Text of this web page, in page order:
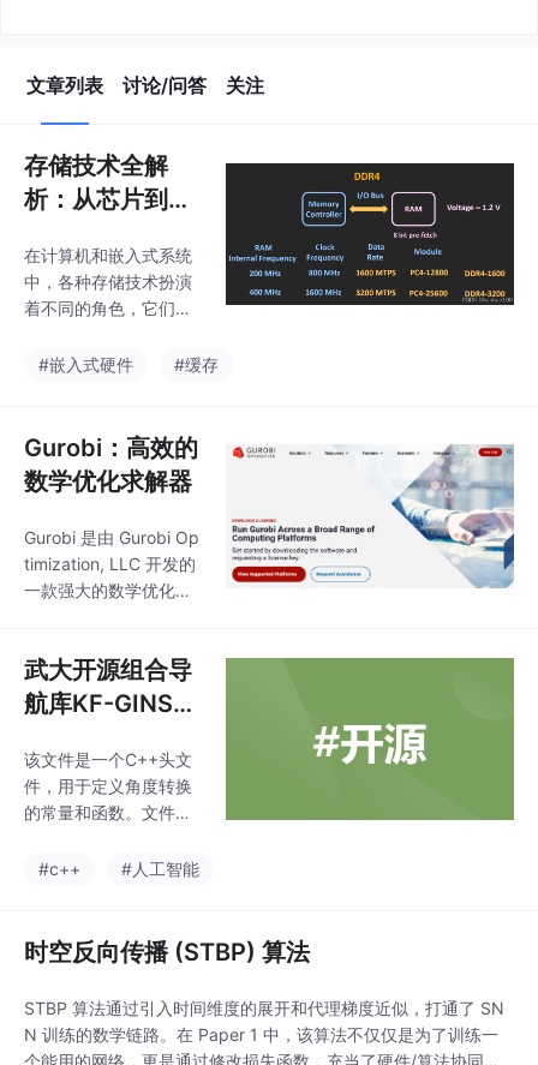
文章列表 讨论/问答 关注
存储技术全解
析：从芯片到系
M、HBM、RO
M、NOR Flas
h、eMMC、UF
在计算机和嵌入式系统
中，各种存储技术扮演
着不同的角色，它们的
不相同。很多人对DRA
D Flash、eMMC、UFS
等术语感到困惑，不清
楚它们之间的区别和关
储，哪些是片外存储。
本文将系统地解析这些
存储技术，并以树莓派
的应用。
#嵌入式硬件 #缓存
Gurobi：高效的
数学优化求解器
Gurobi 是由 Gurobi Op
timization, LLC 开发的
一款强大的数学优化软
（LP）、整数规划（I
P）、混合整数规划（M
IP）、二次规划（QP）
和非线性规划（NL
P）。Gurobi 以其高效
的求解算法和灵活的建
模能力而闻名，能够快
是一款功能强大且高效
过其灵活的建模接口和
武大开源组合导
航库KF-GINS
T3.5)
该文件是一个C++头文
件，用于定义角度转换
的常量和函数。文件首
R表示角度转弧度的比
（即180/π）。接下来
定义了一个名为Angle
的类，其中定义了四个
静态函数：rad2deg和
deg2rad实现弧度与角
#c++ #人工智能
时空反向传播 (STBP) 算法
STBP 算法通过引入时间维度的展开和代理梯度近似，打通了 SN
N 训练的数学链路。在 Paper 1 中，该算法不仅仅是为了训练一
个能用的网络，更是通过修改损失函数，充当了硬件/算法协同设